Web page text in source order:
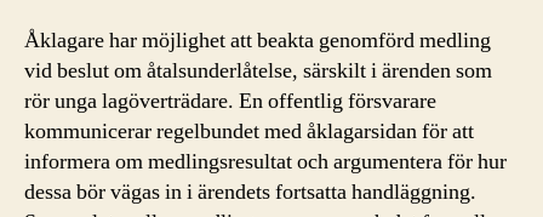
Åklagare har möjlighet att beakta genomförd medling
vid beslut om åtalsunderlåtelse, särskilt i ärenden som
rör unga lagöverträdare. En offentlig försvarare
kommunicerar regelbundet med åklagarsidan för att
informera om medlingsresultat och argumentera för hur
dessa bör vägas in i ärendets fortsatta handläggning.